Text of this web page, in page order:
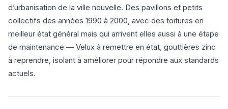
d’urbanisation de la ville nouvelle. Des pavillons et petits
collectifs des années 1990 à 2000, avec des toitures en
meilleur état général mais qui arrivent elles aussi à une étape
de maintenance — Velux à remettre en état, gouttières zinc
à reprendre, isolant à améliorer pour répondre aux standards
actuels.